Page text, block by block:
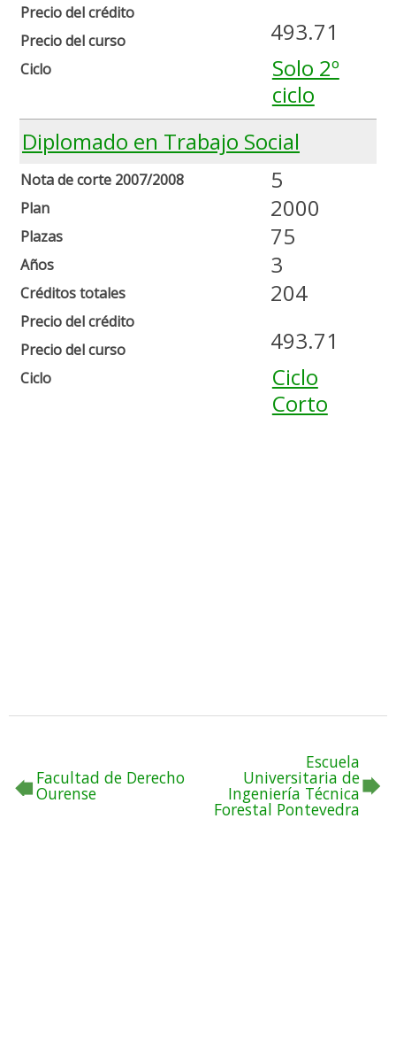
Precio del crédito
Precio del curso
Ciclo
493.71
Solo 2º
ciclo
Diplomado en Trabajo Social
Nota de corte 2007/2008
Plan
Plazas
Años
Créditos totales
Precio del crédito
Precio del curso
Ciclo
5
2000
75
3
204
493.71
Ciclo
Corto
Facultad de Derecho
Ourense
Escuela
Universitaria de
Ingeniería Técnica
Forestal Pontevedra